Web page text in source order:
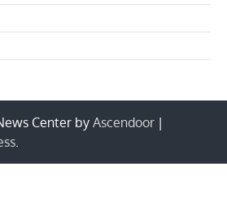
Center by Ascendoor |